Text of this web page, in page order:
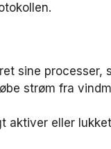
sine processer,
strøm fra
aktiver eller